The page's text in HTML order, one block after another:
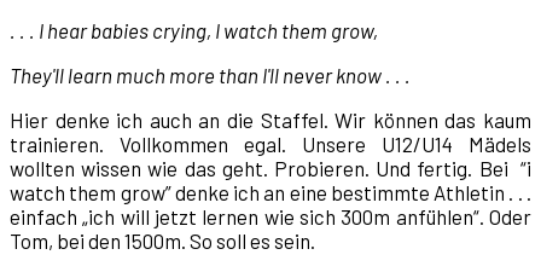
. . . I hear babies crying, I watch them grow,
They'll learn much more than I'll never know . . .
Hier denke ich auch an die Staffel. Wir können das kaum
trainieren. Vollkommen egal. Unsere U12/U14 Mädels
wollten wissen wie das geht. Probieren. Und fertig. Bei “i
watch them grow” denke ich an eine bestimmte Athletin . . .
einfach „ich will jetzt lernen wie sich 300m anfühlen“. Oder
Tom, bei den 1500m. So soll es sein.